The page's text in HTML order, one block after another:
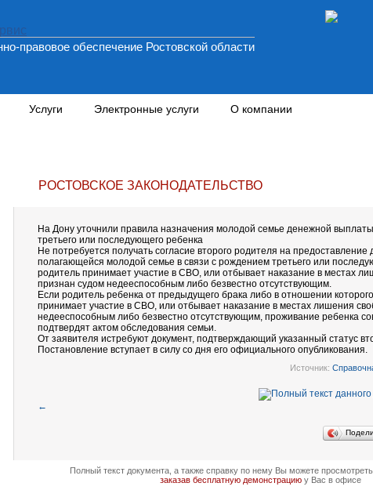
правовое обеспечение Ростовской области
Услуги Электронные услуги О компании
РОСТОВСКОЕ ЗАКОНОДАТЕЛЬСТВО
На Дону уточнили правила назначения молодой семье денежной
третьего или последующего ребенка
Не потребуется получать согласие второго родителя на
полагающейся молодой семье в связи с рождением третьего или
родитель принимает участие в СВО, или отбывает наказание в местах
признан судом недееспособным либо безвестно отсутствующим.
Если родитель ребенка от предыдущего брака либо в отношении
принимает участие в СВО, или отбывает наказание в местах лишения
недееспособным либо безвестно отсутствующим, проживание ребенка
подтвердят актом обследования семьи.
От заявителя истребуют документ, подтверждающий указанный статус
Постановление вступает в силу со дня его официального опубликования.
Источник:
←
Полный текст документа, а также справку по нему Вы можете
заказав бесплатную демонстрациюу Вас в офисе